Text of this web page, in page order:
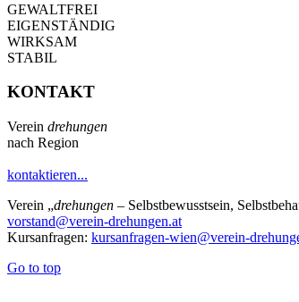
GEWALTFREI
EIGENSTÄNDIG
WIRKSAM
STABIL
KONTAKT
Verein drehungen
nach Region
kontaktieren...
Verein „drehungen – Selbstbewusstsein,
vorstand@verein-drehungen.at
Kursanfragen: kursanfragen-wien@verein-
Go to top